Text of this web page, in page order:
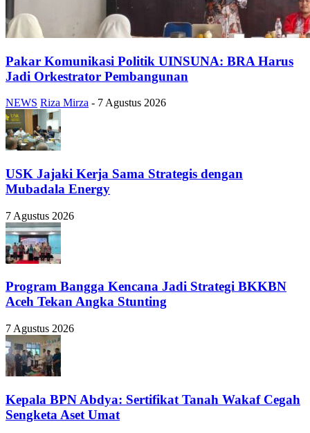
Pakar Komunikasi Politik UINSUNA: BRA Harus
Jadi Orkestrator Pembangunan
NEWS Riza Mirza - 7 Agustus 2026
USK Jajaki Kerja Sama Strategis dengan
Mubadala Energy
7 Agustus 2026
Program Bangga Kencana Jadi Strategi BKKBN
Aceh Tekan Angka Stunting
7 Agustus 2026
Kepala BPN Abdya: Sertifikat Tanah Wakaf Cegah
Sengketa Aset Umat